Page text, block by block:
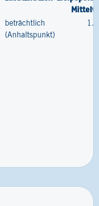
beträchtlich
(Anhaltspunkt)